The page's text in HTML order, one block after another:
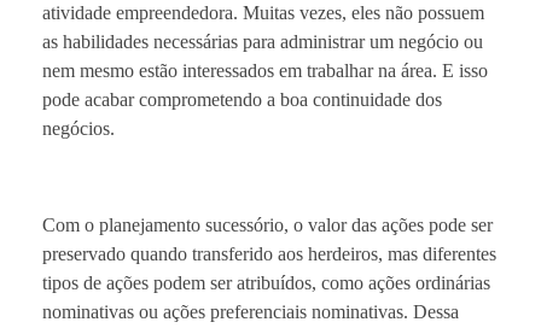
atividade empreendedora. Muitas vezes, eles não possuem
as habilidades necessárias para administrar um negócio ou
nem mesmo estão interessados ​​em trabalhar na área. E isso
pode acabar comprometendo a boa continuidade dos
negócios.
Com o planejamento sucessório, o valor das ações pode ser
preservado quando transferido aos herdeiros, mas diferentes
tipos de ações podem ser atribuídos, como ações ordinárias
nominativas ou ações preferenciais nominativas. Dessa